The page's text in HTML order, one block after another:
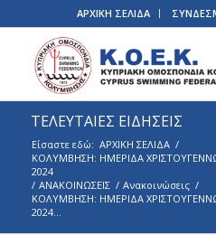
ΑΡΧΙΚΗ ΣΕΛΙΔΑ
ΤΕΛΕΥΤΑΙΕΣ ΕΙΔΗΣΕΙΣ
Είσαστε εδώ: ΑΡΧΙΚΗ ΣΕΛΙΔΑ /
ΚΟΛΥΜΒΗΣΗ: ΗΜΕΡΙΔΑ
2024
/ ΑΝΑΚΟΙΝΩΣΕΙΣ / Ανακοινώσεις /
ΚΟΛΥΜΒΗΣΗ: ΗΜΕΡΙΔΑ
2024...